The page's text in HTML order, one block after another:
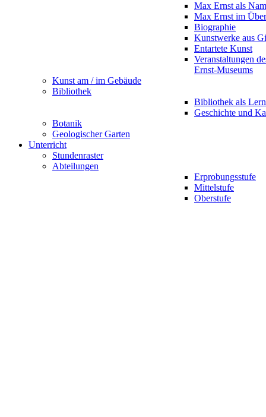
Max Ernst als
Max Ernst im
Biographie
Kunstwerke aus
Entartete Kunst
Veranstaltungen
Ernst-Museums
Kunst am / im Gebäude
Bibliothek
Bibliothek als
Geschichte und
Botanik
Geologischer Garten
Unterricht
Stundenraster
Abteilungen
Erprobungsstufe
Mittelstufe
Oberstufe